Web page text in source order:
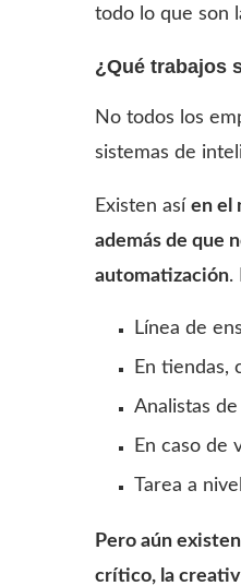
todo lo que son
¿Qué trabajos
No todos los
sistemas de
Existen así en el
además de que
automatización.
Línea de
En tiendas,
Analistas
En caso de
Tarea a
Pero aún
crítico, la